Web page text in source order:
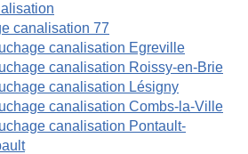
canalisation 77
canalisation Egreville
canalisation Roissy-en-Brie
canalisation Lésigny
canalisation Combs-la-Ville
canalisation Pontault-